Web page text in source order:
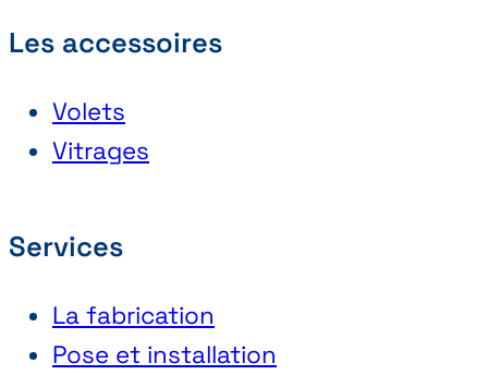
Les accessoires
Volets
Vitrages
Services
La fabrication
Pose et installation